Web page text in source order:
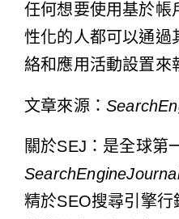
任何想要使用基於帳
性化的人都可以通過
絡和應用活動設置來
文章來源：
關於SEJ：是全球第
精於SEO搜尋引擎